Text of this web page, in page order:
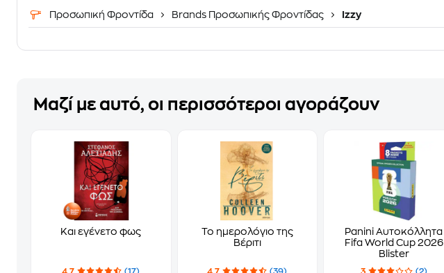
Προσωπική Φροντίδα Brands Προσωπικής Φροντίδας Izzy
Μαζί με αυτό, οι περισσότεροι αγοράζουν
Και εγένετο φως
Το ημερολόγιο της
Βέριτι
Panini Αυτοκόλλητα
Fifa World Cup 2026
Blister